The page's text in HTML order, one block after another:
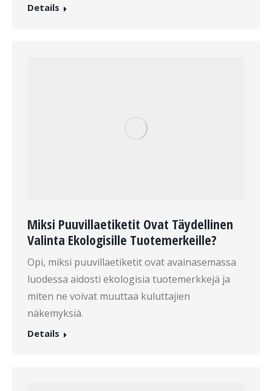
Details
Miksi Puuvillaetiketit Ovat Täydellinen
Valinta Ekologisille Tuotemerkeille?
Opi, miksi puuvillaetiketit ovat avainasemassa
luodessa aidosti ekologisia tuotemerkkejä ja
miten ne voivat muuttaa kuluttajien
näkemyksiä.
Details